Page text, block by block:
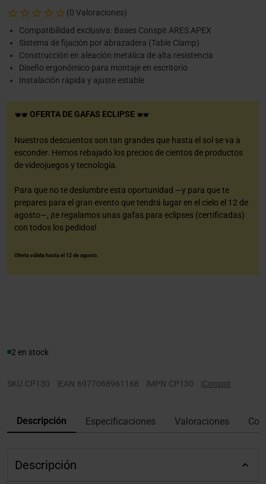
(0 Valoraciones)
Compatibilidad exclusiva: Bases Conspit ARES APEX
Sistema de fijación por abrazadera (Table Clamp)
Construcción en aleación metálica de alta resistencia
Diseño ergonómico para montaje en escritorio
Instalación rápida y ajuste estable
OFERTA DE GAFAS ECLIPSE
Nuestros descuentos son tan grandes que hasta el sol se va a
esconder. Hemos rebajado los precios de cientos de productos
de videojuegos y tecnología.
Para que no te deslumbre esta oportunidad —y para que te
prepares para el gran evento que tendrá lugar en el cielo el 12 de
agosto—, ¡te regalamos unas gafas para eclipses (certificadas)
con todos los pedidos!
Oferta válida hasta el 12 de agosto.
2 en stock
SKU CP130 |EAN 6977068961168 |MPN CP130 |Conspit
Descripción Especificaciones Valoraciones
Descripción